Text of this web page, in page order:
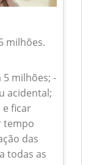
milhões.
5 milhões; -
acidental;
ficar
tempo
das
todas as